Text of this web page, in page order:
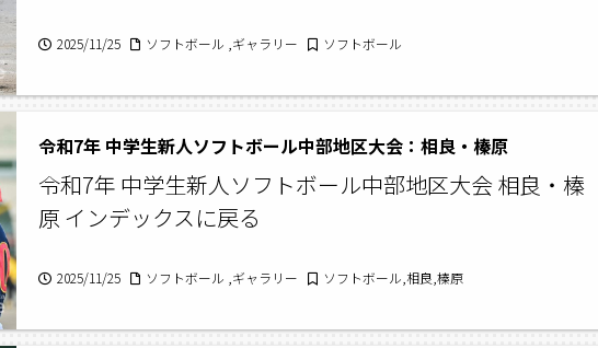
2025/11/25 ソフトボール ,ギャラリー ソフトボール
令和7年 中学生新人ソフトボール中部地区大会：相良・榛原
令和7年 中学生新人ソフトボール中部地区大会 相良・榛
原 インデックスに戻る
2025/11/25 ソフトボール ,ギャラリー ソフトボール,相良,榛原